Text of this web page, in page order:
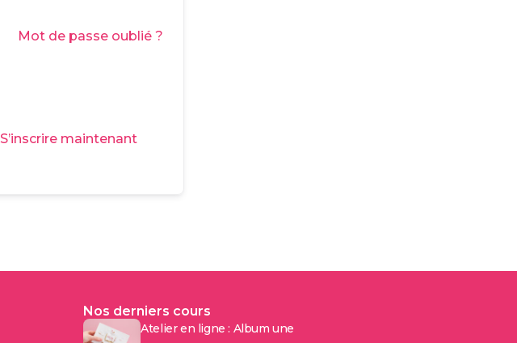
Mot de passe oublié ?
S’inscrire maintenant
Nos derniers cours
Atelier en ligne : Album une